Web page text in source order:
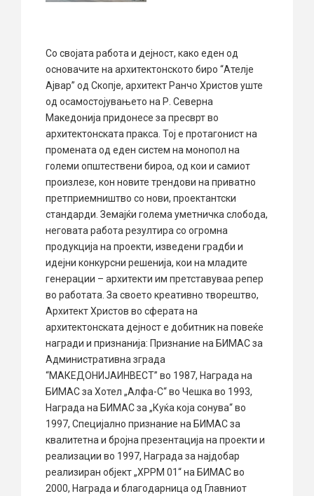
Со својата работа и дејност, како еден од
основачите на архитектонското биро “Ателје
Ајвар” од Скопје, архитект Ранчо Христов уште
од осамостојувањето на Р. Северна
Македонија придонесе за пресврт во
архитектонската пракса. Тој е протагонист на
промената од еден систем на монопол на
големи општествени бироа, од кои и самиот
произлезе, кон новите трендови на приватно
претприемништво со нови, проектантски
стандарди. Земајќи голема уметничка слобода,
неговата работа резултира со огромна
продукција на проекти, изведени градби и
идејни конкурсни решенија, кои на младите
генерации – архитекти им претставуваа репер
во работата. За своето креативно творештво,
Архитект Христов во сферата на
архитектонската дејност е добитник на повеќе
награди и признанија: Признание на БИМАС за
Административна зграда
“МАКЕДОНИЈАИНВЕСТ” во 1987, Награда на
БИМАС за Хотел „Алфа-С“ во Чешка во 1993,
Награда на БИМАС за „Куќа која сонува“ во
1997, Специјално признание на БИМАС за
квалитетна и бројна презентација на проекти и
реализации во 1997, Награда за најдобар
реализиран објект „ХРРМ 01“ на БИМАС во
2000, Награда и благодарница од Главниот